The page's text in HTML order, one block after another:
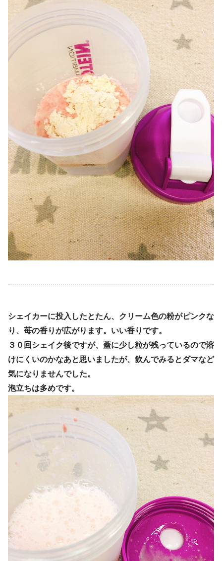
シェイカーに投入したとたん、クリーム色の粉がピンクな
り、苺の香りが広がります。いい香りです。
３０回シェイク後ですが、蓋に少し粒が残っているので溶
けにくいのかなあと思いましたが、飲んでみるとダマなど
気になりませんでした。
泡立ちは多めです。